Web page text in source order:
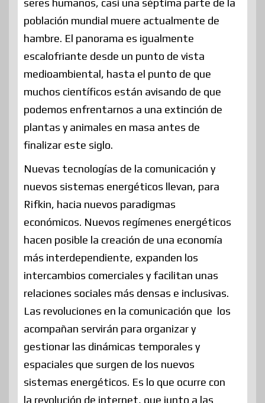
seres humanos, casi una séptima parte de la
población mundial muere actualmente de
hambre. El panorama es igualmente
escalofriante desde un punto de vista
medioambiental, hasta el punto de que
muchos científicos están avisando de que
podemos enfrentarnos a una extinción de
plantas y animales en masa antes de
finalizar este siglo.
Nuevas tecnologías de la comunicación y
nuevos sistemas energéticos llevan, para
Rifkin, hacia nuevos paradigmas
económicos. Nuevos regímenes energéticos
hacen posible la creación de una economía
más interdependiente, expanden los
intercambios comerciales y facilitan unas
relaciones sociales más densas e inclusivas.
Las revoluciones en la comunicación que los
acompañan servirán para organizar y
gestionar las dinámicas temporales y
espaciales que surgen de los nuevos
sistemas energéticos. Es lo que ocurre con
la revolución de internet, que junto a las